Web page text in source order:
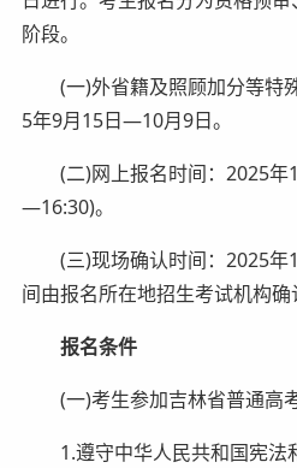
阶段。
(一)外省籍及照顾加分等特
5年9月15日—10月9日。
(二)网上报名时间：2025年
—16:30)。
(三)现场确认时间：2025年
间由报名所在地招生考试机构确
报名条件
(一)考生参加吉林省普通高考
1.遵守中华人民共和国宪法